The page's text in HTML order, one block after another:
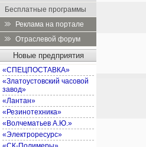
Бесплатные программы
Реклама на портале
Отраслевой форум
Новые предприятия
«СПЕЦПОСТАВКА»
«Златоустовский часовой
завод»
«Лантан»
«Резинотехника»
«Волчематьев А.Ю.»
«Электроресурс»